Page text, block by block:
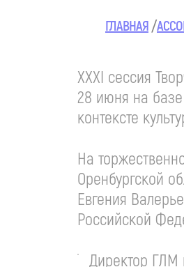
ГЛАВНАЯ
ХХХI сессия
28 июня на базе
контексте
На
Оренбургской
Евгения
Российской
Директор ГЛМ